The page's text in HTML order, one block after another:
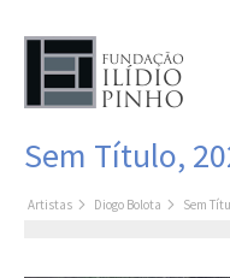
Sem Título,
Artistas Diogo Bolota Sem